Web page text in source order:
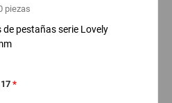
piezas
pestañas serie Lovely
*